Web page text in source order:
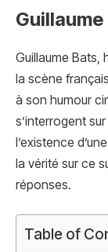
Guillaume Bats,
la scène
à son humour
s’interrogent
l’existence
la vérité sur ce
réponses.
Table of